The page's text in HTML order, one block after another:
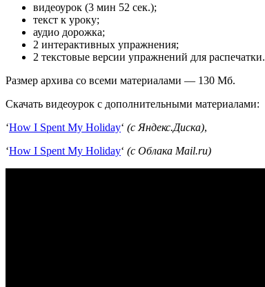
видеоурок (3 мин 52 сек.);
текст к уроку;
аудио дорожка;
2 интерактивных упражнения;
2 текстовые версии упражнений для распечатки.
Размер архива со всеми материалами — 130 Мб.
Скачать видеоурок с дополнительными материалами:
‘How I Spent My Holiday‘ (с Яндекс.Диска),
‘How I Spent My Holiday‘ (с Облака Mail.ru)